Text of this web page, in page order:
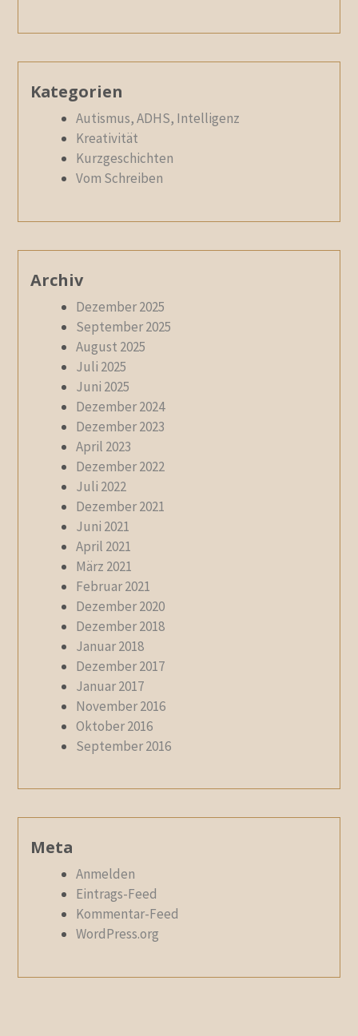
Kategorien
Autismus, ADHS, Intelligenz
Kreativität
Kurzgeschichten
Vom Schreiben
Archiv
Dezember 2025
September 2025
August 2025
Juli 2025
Juni 2025
Dezember 2024
Dezember 2023
April 2023
Dezember 2022
Juli 2022
Dezember 2021
Juni 2021
April 2021
März 2021
Februar 2021
Dezember 2020
Dezember 2018
Januar 2018
Dezember 2017
Januar 2017
November 2016
Oktober 2016
September 2016
Meta
Anmelden
Eintrags-Feed
Kommentar-Feed
WordPress.org